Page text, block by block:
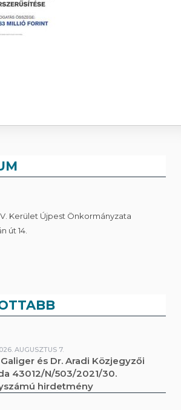
Kerület Újpest Önkormányzata
út 14.
AUGUSZTUS 7.
Galiger és Dr. Aradi Közjegyzői
43012/N/503/2021/30.
hirdetmény